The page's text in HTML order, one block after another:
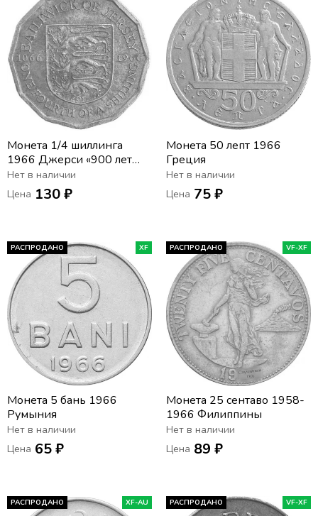
Монета 1/4 шиллинга
1966 Джерси «900 лет
битве при Гастингсе»
Нет в наличии
Цена 130 ₽
Монета 50 лепт 1966
Греция
Нет в наличии
Цена 75 ₽
РАСПРОДАНО XF
Монета 5 бань 1966
Румыния
Нет в наличии
Цена 65 ₽
РАСПРОДАНО VF-XF
Монета 25 сентаво 1958-
1966 Филиппины
Нет в наличии
Цена 89 ₽
РАСПРОДАНО XF-AU РАСПРОДАНО VF-XF